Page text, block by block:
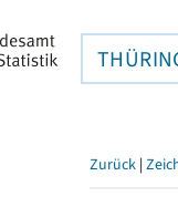
Zurück |